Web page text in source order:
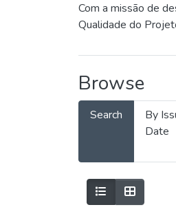
Com a missão de
Qualidade do
Browse
Search
By
Date